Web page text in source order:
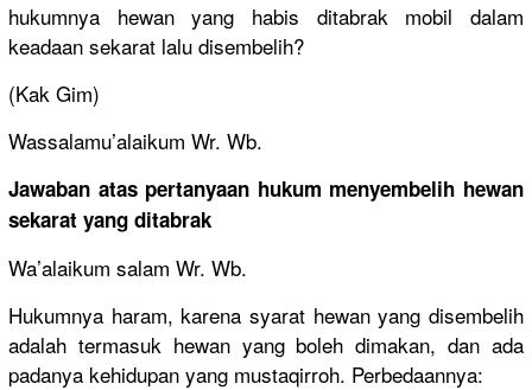
hukumnya hewan yang habis ditabrak mobil dalam
keadaan sekarat lalu disembelih?
(Kak Gim)
Wassalamu’alaikum Wr. Wb.
Jawaban atas pertanyaan hukum menyembelih hewan
sekarat yang ditabrak
Wa’alaikum salam Wr. Wb.
Hukumnya haram, karena syarat hewan yang disembelih
adalah termasuk hewan yang boleh dimakan, dan ada
padanya kehidupan yang mustaqirroh. Perbedaannya: